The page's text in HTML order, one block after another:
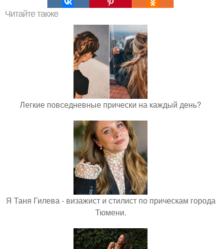
Читайте также
Легкие повседневные прически на каждый день?
Я Таня Гилева - визажист и стилист по прическам города
Тюмени.